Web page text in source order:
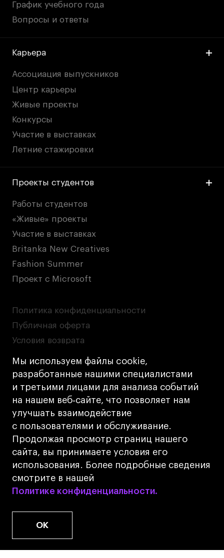
Мы используем файлы cookie,
разработанные нашими специалистами
и третьими лицами для анализа событий
на нашем веб‑сайте, что позволяет нам
улучшать взаимодействие
с пользователями и обслуживание.
Продолжая просмотр страниц нашего
сайта, вы принимаете условия его
использования. Более подробные сведения
смотрите в нашей
Политике конфиденциальности.
Политике конфиденциальности.
OK
График учебного года
Вопросы и ответы
Карьера
Ассоциация выпускников
Центр карьеры
Живые проекты
Конкурсы
Участие в выставках
Летние стажировки
Проекты студентов
Работы студентов
«Живые» проекты
Участие в выставках
Britanka New Creatives
Fashion Summer
Проект с Microsoft
© 2026 БВШД
Политика конфиденциальности
Публичная оферта
Условия возврата
Кредит на образование с господдержкой
Лицензия на осуществление образовательной
деятельности АНО ВО «Универсальный
Университет»
Карта сайта
Дизайн
Разработка